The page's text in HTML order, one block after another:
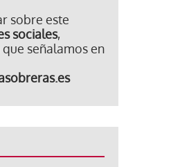
sobre este
sociales,
señalamos en